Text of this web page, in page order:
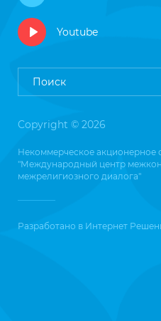
Youtube
Copyright © 2026
Некоммерческое акционерное
"Международный центр
межрелигиозного диалога"
Разработано в Интернет